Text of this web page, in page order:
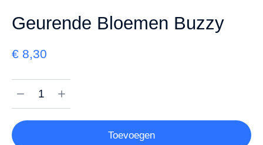
Geurende Bloemen Buzzy
€ 8,30
Toevoegen